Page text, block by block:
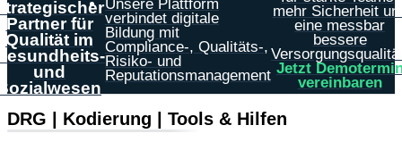
Partner für
Qualität im
und
Unsere Plattform
verbindet digitale
Bildung mit
Compliance-, Qualitäts-,
Risiko- und
Reputationsmanagement
mehr Sicherheit
eine messbar
bessere
Jetzt
vereinbaren
DRG | Kodierung | Tools & Hilfen